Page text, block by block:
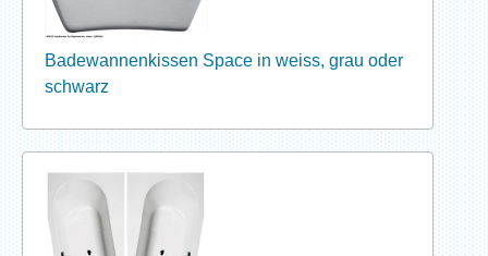
Badewannenkissen Space in weiss, grau oder
schwarz